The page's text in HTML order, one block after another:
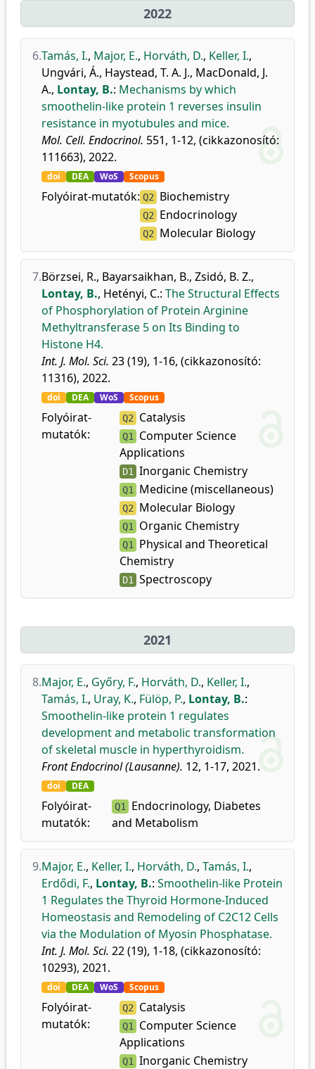
2022
6.Tamás, I., Major, E., Horváth, D., Keller, I.,
Ungvári, Á., Haystead, T. A. J., MacDonald, J.
A., Lontay, B.: Mechanisms by which
smoothelin-like protein 1 reverses insulin
resistance in myotubules and mice.
Mol. Cell. Endocrinol. 551, 1-12, (cikkazonosító:
111663), 2022.
doi DEA WoS Scopus
Folyóirat-mutatók: Q2 Biochemistry
Q2 Endocrinology
Q2 Molecular Biology
7.Börzsei, R., Bayarsaikhan, B., Zsidó, B. Z.,
Lontay, B., Hetényi, C.: The Structural Effects
of Phosphorylation of Protein Arginine
Methyltransferase 5 on Its Binding to
Histone H4.
Int. J. Mol. Sci. 23 (19), 1-16, (cikkazonosító:
11316), 2022.
doi DEA WoS Scopus
Folyóirat-
mutatók:
Q2 Catalysis
Q1
Computer Science
Applications
D1 Inorganic Chemistry
Q1 Medicine (miscellaneous)
Q2 Molecular Biology
Q1 Organic Chemistry
Q1
Physical and Theoretical
Chemistry
D1 Spectroscopy
2021
8.Major, E., Győry, F., Horváth, D., Keller, I.,
Tamás, I., Uray, K., Fülöp, P., Lontay, B.:
Smoothelin-like protein 1 regulates
development and metabolic transformation
of skeletal muscle in hyperthyroidism.
Front Endocrinol (Lausanne). 12, 1-17, 2021.
doi DEA
Folyóirat-
mutatók:
Q1
Endocrinology, Diabetes
and Metabolism
9.Major, E., Keller, I., Horváth, D., Tamás, I.,
Erdődi, F., Lontay, B.: Smoothelin-like Protein
1 Regulates the Thyroid Hormone-Induced
Homeostasis and Remodeling of C2C12 Cells
via the Modulation of Myosin Phosphatase.
Int. J. Mol. Sci. 22 (19), 1-18, (cikkazonosító:
10293), 2021.
doi DEA WoS Scopus
Folyóirat-
mutatók:
Q2 Catalysis
Q1
Computer Science
Applications
Q1 Inorganic Chemistry